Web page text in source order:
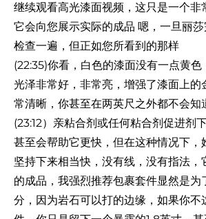
继续观看高光漆面视频，这只是一个非
它会向您展示实际的成品 嗯，一旦丽
检查一遍，但正如您所看到的那样
(22:35)你看，白色的漆面没有一点黄色
光泽非常好，非常亮，增强了漆面上的
常清晰，你甚至在两英尺之外都不会知
(23:12）亲粘合剂或任何粘合剂促进剂
甚至会帮助它更快，但在这种情况下，
坚持下来相当快，没有线，没有指法，
的成品，我强烈推荐包裹套件显然是为
分，因为岩石可以打的边缘，如果你不